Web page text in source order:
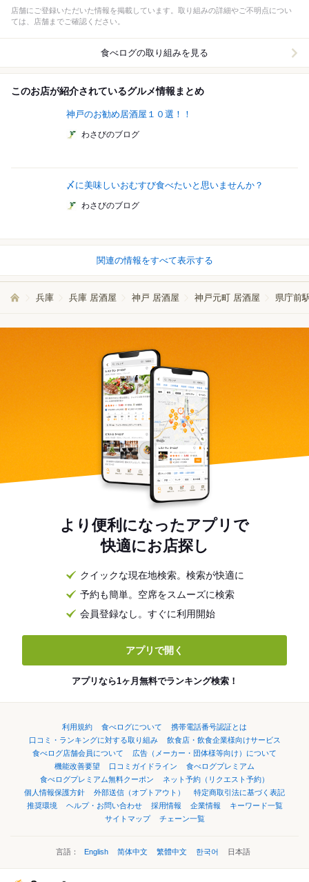
店舗にご登録いただいた情報を掲載しています。取り組みの詳細やご不明点につい
ては、店舗までご確認ください。
食べログの取り組みを見る
このお店が紹介されているグルメ情報まとめ
神戸のお勧め居酒屋１０選！！
わさびのブログ
〆に美味しいおむすび食べたいと思いませんか？
わさびのブログ
関連の情報をすべて表示する
兵庫 兵庫 居酒屋 神戸 居酒屋 神戸元町 居酒屋 県庁前
より便利になったアプリで
快適にお店探し
クイックな現在地検索。検索が快適に
予約も簡単。空席をスムーズに検索
会員登録なし。すぐに利用開始
アプリで開く
アプリなら1ヶ月無料でランキング検索！
利用規約 食べログについて
携帯電話番号認証とは
口コミ・ランキングに対する取り組み
飲食店・飲食企業様向けサービス
食べログ店舗会員について
広告（メーカー・団体様等向け）について
機能改善要望
口コミガイドライン
食べログプレミアム
食べログプレミアム無料クーポン
ネット予約（リクエスト予約）
個人情報保護方針
外部送信（オプトアウト）
特定商取引法に基づく表記
推奨環境
ヘルプ・お問い合わせ 採用情報 企業情報
キーワード一覧
サイトマップ
チェーン一覧
言語： English 简体中文 繁體中文 한국어 日本語